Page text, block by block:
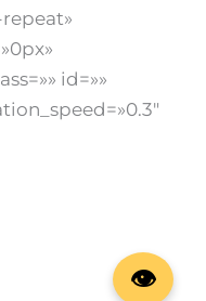
id=»»